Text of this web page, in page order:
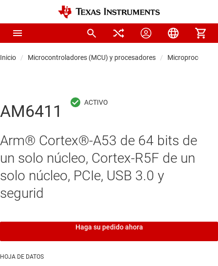
Inicio Microcontroladores (MCU) y procesadores
AM6411
Arm® Cortex®-A53 de 64 bits de
un solo núcleo, Cortex-R5F de un
solo núcleo, PCIe, USB 3.0 y
segurid
Haga su pedido ahora
HOJA DE DATOS